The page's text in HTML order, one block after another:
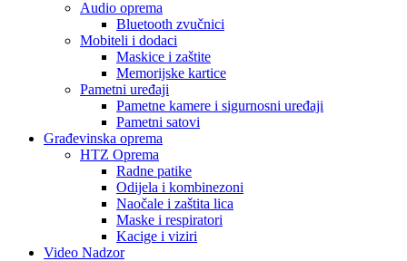
Audio oprema
Bluetooth zvučnici
Mobiteli i dodaci
Maskice i zaštite
Memorijske kartice
Pametni uređaji
Pametne kamere i sigurnosni uređaji
Pametni satovi
Građevinska oprema
HTZ Oprema
Radne patike
Odijela i kombinezoni
Naočale i zaštita lica
Maske i respiratori
Kacige i viziri
Video Nadzor